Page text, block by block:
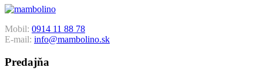
Mobil: 0914 11 88 78
E-mail: info@mambolino.sk
Predajňa